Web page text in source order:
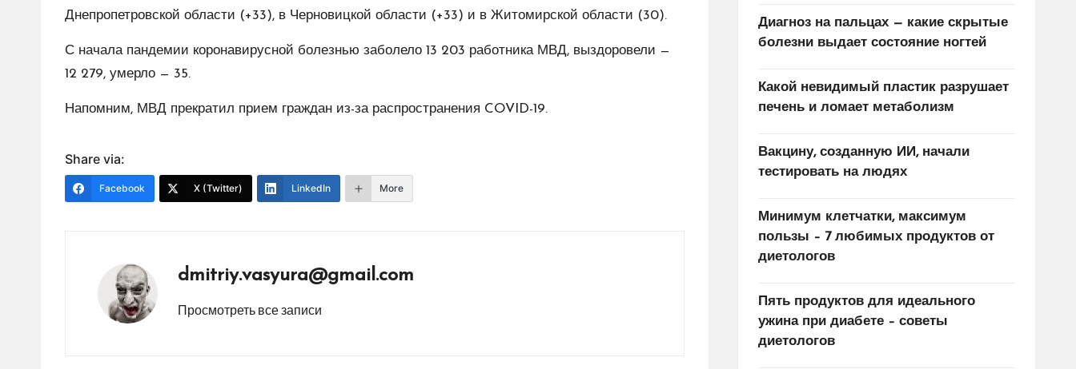
Днепропетровской области (+33), в Черновицкой области (+33) и в Житомирской области (30).
С начала пандемии коронавирусной болезнью заболело 13 203 работника МВД, выздоровели —
12 279, умерло — 35.
Напомним, МВД прекратил прием граждан из-за распространения COVID-19.
Share via:
Facebook X (Twitter) LinkedIn More
dmitriy.vasyura@gmail.com
Просмотреть все записи
Диагноз на пальцах — какие скрытые
болезни выдает состояние ногтей
Какой невидимый пластик разрушает
печень и ломает метаболизм
Вакцину, созданную ИИ, начали
тестировать на людях
Минимум клетчатки, максимум
пользы – 7 любимых продуктов от
диетологов
Пять продуктов для идеального
ужина при диабете – советы
диетологов